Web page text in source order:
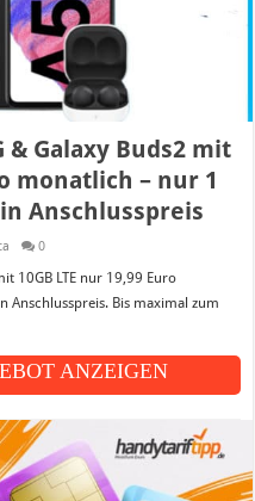
& Galaxy Buds2 mit
monatlich – nur 1
Anschlusspreis
0
10GB LTE nur 19,99 Euro
Anschlusspreis. Bis maximal zum
ANZEIGEN